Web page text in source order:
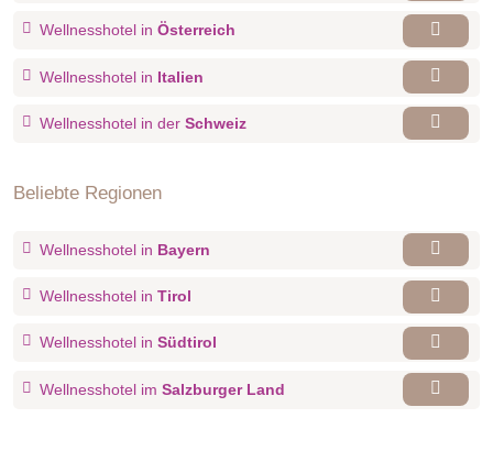
Wellnesshotel in Österreich
Wellnesshotel in Italien
Wellnesshotel in der Schweiz
Beliebte Regionen
Wellnesshotel in Bayern
Wellnesshotel in Tirol
Wellnesshotel in Südtirol
Wellnesshotel im Salzburger Land